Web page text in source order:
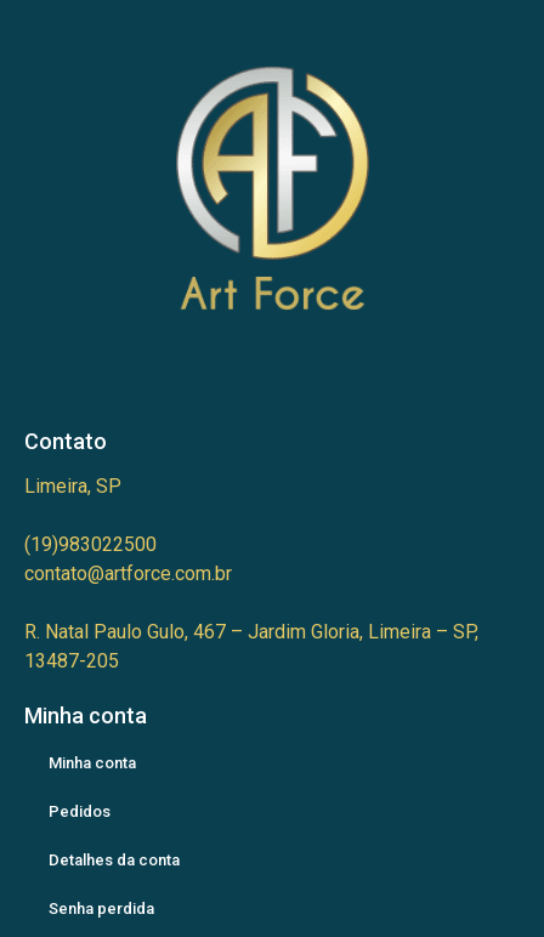
Contato
Limeira, SP
(19)983022500
contato@artforce.com.br
R. Natal Paulo Gulo, 467 – Jardim Gloria, Limeira – SP,
13487-205
Minha conta
Minha conta
Pedidos
Detalhes da conta
Senha perdida